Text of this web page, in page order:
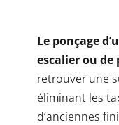
Le ponçage
escalier ou de
retrouver une
éliminant les
d’anciennes